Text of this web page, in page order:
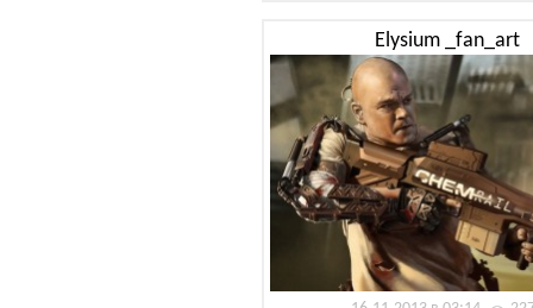
Elysium _fan_art